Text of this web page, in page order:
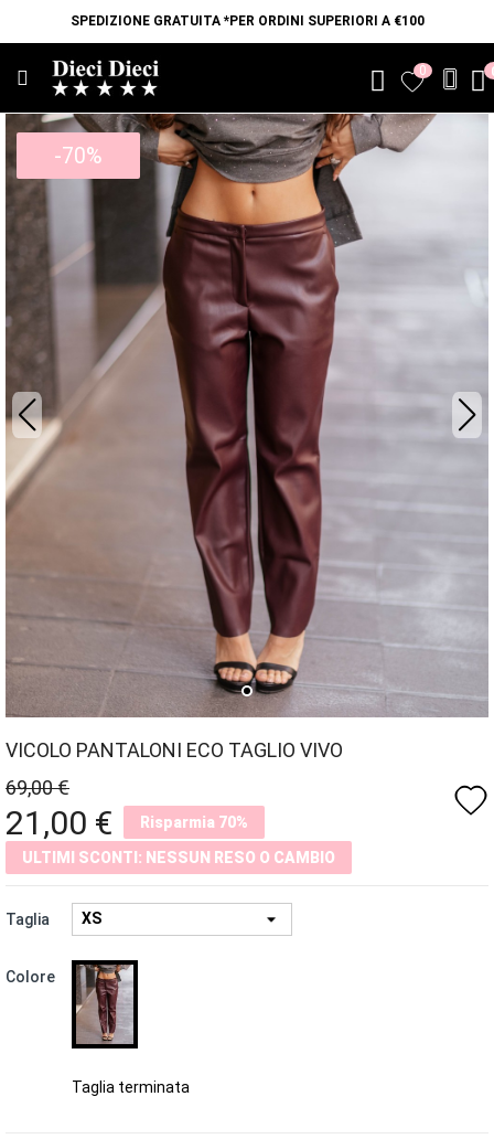
SPEDIZIONE GRATUITA *PER ORDINI SUPERIORI A €100
favorite0
-70%
VICOLO PANTALONI ECO TAGLIO VIVO
favorite
69,00 €
21,00 €
Risparmia 70%
ULTIMI SCONTI: NESSUN RESO O CAMBIO
Taglia
Colore
Taglia terminata